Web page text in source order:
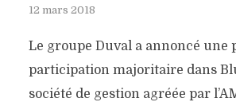
12 mars 2018
Le groupe Duval a annoncé une
participation majoritaire dans
société de gestion agréée par